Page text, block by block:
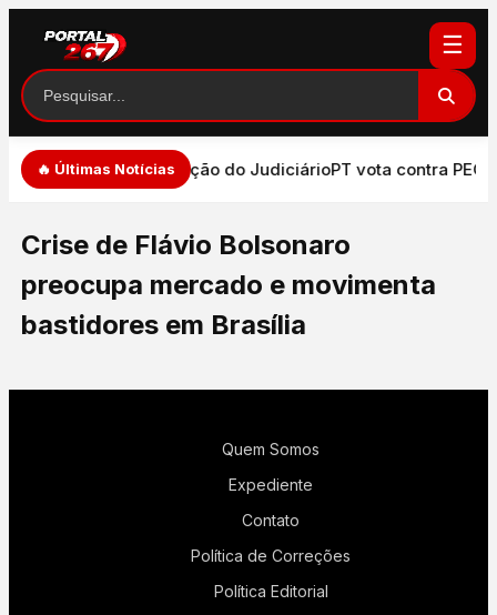
☰
🔥 Últimas Notícias
de expressão e atuação do JudiciárioPT vota contra PEC
Crise de Flávio Bolsonaro
preocupa mercado e movimenta
bastidores em Brasília
Quem Somos
Expediente
Contato
Política de Correções
Política Editorial